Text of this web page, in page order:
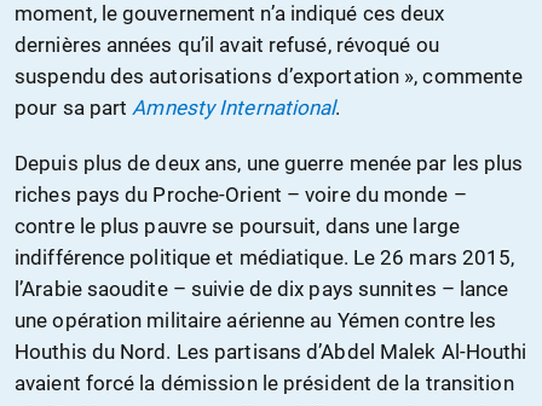
moment, le gouvernement n’a indiqué ces deux
dernières années qu’il avait refusé, révoqué ou
suspendu des autorisations d’exportation », commente
pour sa partAmnesty International.
Depuis plus de deux ans, une guerre menée par les plus
riches pays du Proche-Orient – voire du monde –
contre le plus pauvre se poursuit, dans une large
indifférence politique et médiatique. Le 26 mars 2015,
l’Arabie saoudite – suivie de dix pays sunnites – lance
une opération militaire aérienne au Yémen contre les
Houthis du Nord. Les partisans d’Abdel Malek Al-Houthi
avaient forcé la démission le président de la transition